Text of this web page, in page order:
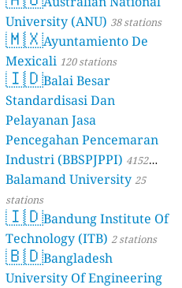
University (ANU) 38 stations
🇲🇽Ayuntamiento De
Mexicali 120 stations
🇮🇩Balai Besar
Standardisasi Dan
Pelayanan Jasa
Pencegahan Pencemaran
Industri (BBSPJPPI) 4152
stations
Balamand University25
stations
🇮🇩Bandung Institute Of
Technology (ITB) 2 stations
🇧🇩Bangladesh
University Of Engineering